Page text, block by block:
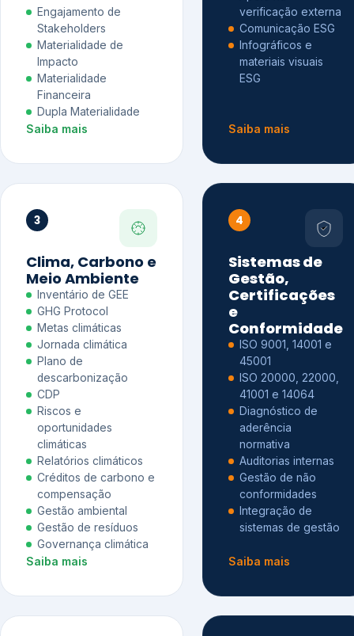
Engajamento de
Stakeholders
Materialidade de
Impacto
Materialidade
Financeira
Dupla Materialidade
Saiba mais
verificação externa
Comunicação ESG
Infográficos e
materiais visuais
ESG
Saiba mais
3
Clima, Carbono e
Meio Ambiente
Inventário de GEE
GHG Protocol
Metas climáticas
Jornada climática
Plano de
descarbonização
CDP
Riscos e
oportunidades
climáticas
Relatórios climáticos
Créditos de carbono e
compensação
Gestão ambiental
Gestão de resíduos
Governança climática
Saiba mais
4
Sistemas de
Gestão,
Certificações
e
Conformidade
ISO 9001, 14001 e
45001
ISO 20000, 22000,
41001 e 14064
Diagnóstico de
aderência
normativa
Auditorias internas
Gestão de não
conformidades
Integração de
sistemas de gestão
Saiba mais